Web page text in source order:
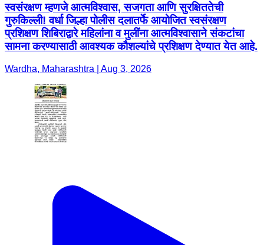
स्वसंरक्षण म्हणजे आत्मविश्वास, सजगता आणि सुरक्षिततेची
गुरुकिल्ली! वर्धा जिल्हा पोलीस दलातर्फे आयोजित स्वसंरक्षण
प्रशिक्षण शिबिराद्वारे महिलांना व मुलींना आत्मविश्वासाने संकटांचा
सामना करण्यासाठी आवश्यक कौशल्यांचे प्रशिक्षण देण्यात येत आहे.
Wardha, Maharashtra | Aug 3, 2026